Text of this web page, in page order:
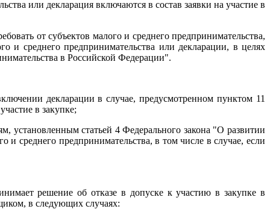
или декларация включаются в состав заявки на участие в
от субъектов малого и среднего предпринимательства,
и среднего предпринимательства или декларации, в целях
в Российской Федерации".
декларации в случае, предусмотренном пунктом 11
в закупке;
установленным статьей 4 Федерального закона "О развитии
и среднего предпринимательства, в том числе в случае, если
решение об отказе в допуске к участию в закупке в
в следующих случаях: